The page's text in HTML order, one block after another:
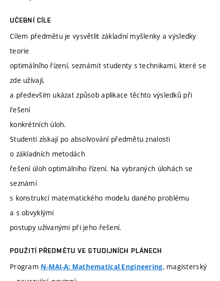
UČEBNÍ CÍLE
Cílem předmětu je vysvětlit základní myšlenky a výsledky
teorie
optimálního řízení, seznámit studenty s technikami, které se
zde užívají,
a především ukázat způsob aplikace těchto výsledků při
řešení
konkrétních úloh.
Studenti získají po absolvování předmětu znalosti
o základních metodách
řešení úloh optimálního řízení. Na vybraných úlohách se
seznámí
s konstrukcí matematického modelu daného problému
a s obvyklými
postupy užívanými při jeho řešení.
POUŽITÍ PŘEDMĚTU VE STUDIJNÍCH PLÁNECH
Program N-MAI-A: Mathematical Engineering, magisterský